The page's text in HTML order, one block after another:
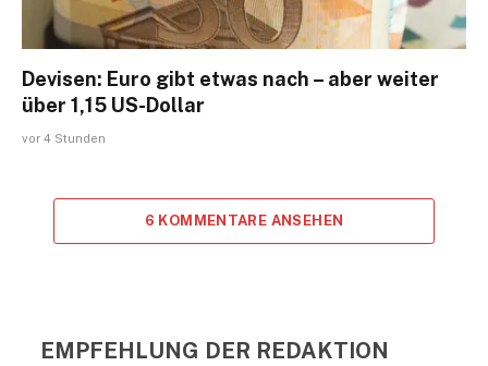
Devisen: Euro gibt etwas nach – aber weiter
über 1,15 US-Dollar
vor 4 Stunden
6 KOMMENTARE ANSEHEN
EMPFEHLUNG DER REDAKTION